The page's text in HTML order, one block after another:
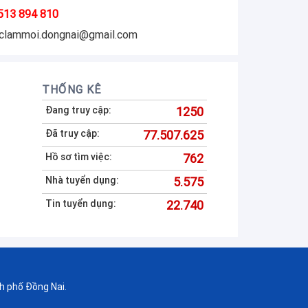
894 810
THỐNG KÊ
Đang truy cập: 1250
Đã truy cập: 77.507.625
Hồ sơ tìm việc: 762
Nhà tuyển dụng: 5.575
Tin tuyển dụng: 22.740
phố Đồng Nai.